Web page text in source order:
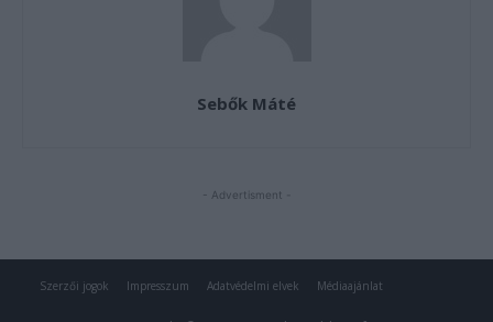
Szerzői jogok Impresszum Adatvédelmi elvek Médiaajánlat